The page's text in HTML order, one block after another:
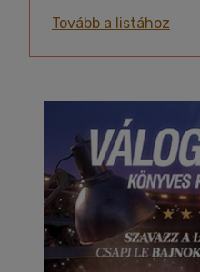
Tovább a listához